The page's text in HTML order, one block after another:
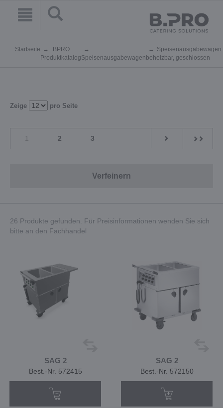
Startseite
BPRO
ProduktkatalogSpeisenausgabewagen
Speisenausgabewagen
beheizbar, geschlossen
Zeige pro Seite
2 3
Verfeinern
26 Produkte gefunden. Für Preisinformationen wenden Sie sich
bitte an den Fachhandel
SAG 2
Best.-Nr. 572415
SAG 2
Best.-Nr. 572150